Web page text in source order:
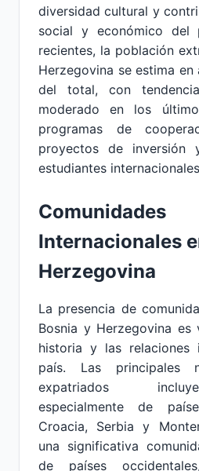
diversidad cultural y
social y económico del
recientes, la población
Herzegovina se estima
del total, con
moderado en los
programas de
proyectos de inversión
estudiantes
Comunidades
Internacionales
Herzegovina
La presencia de
Bosnia y Herzegovina
historia y las relaciones
país. Las principales
expatriados
especialmente de
Croacia, Serbia y
una significativa
de países